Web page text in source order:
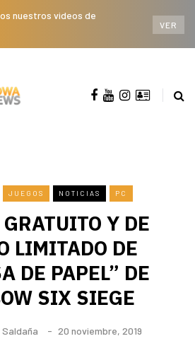
nuestros videos de
VER
JUEGOS NOTICIAS PC
Y DE
LIMITADO DE
DE PAPEL” DE
SIX SIEGE
20 noviembre, 2019